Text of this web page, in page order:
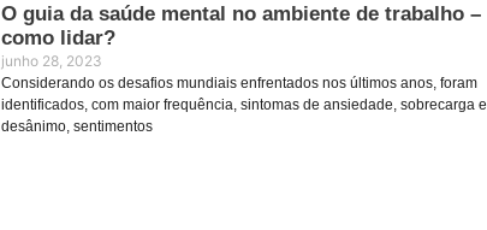
O guia da saúde mental no ambiente de trabalho –
como lidar?
junho 28, 2023
Considerando os desafios mundiais enfrentados nos últimos anos, foram
identificados, com maior frequência, sintomas de ansiedade, sobrecarga e
desânimo, sentimentos